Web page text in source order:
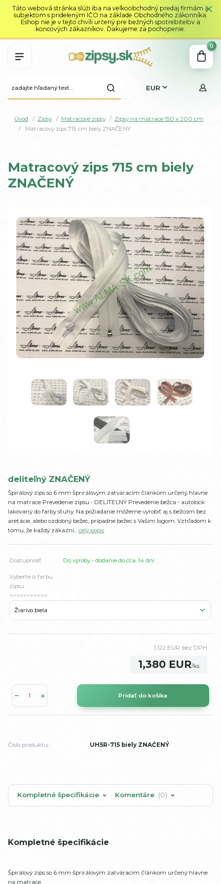
Táto webová stránka slúži iba na veľkoobchodný predaj firmám a
subjektom s prideleným IČO na základe Obchodného zákonníka.
Eshop nie je v tejto chvíli určený pre bežných spotrebiteľov a
koncových zákazníkov. Ďakujeme za pochopenie.
EUR
0
Úvod Zipsy Matracové zipsy
Zipsy na matrace 150 x 200 cm
Matracový zips 715 cm biely ZNAČENÝ
Matracový zips 715 cm biely
ZNAČENÝ
deliteľný ZNAČENÝ
Špirálový zips so 6 mm šprirálovým zatváracím článkom určený hlavne
na matrace Prevedenie zipsu - DELITEĽNÝ Prevedenie bežca - autolock
lakovaný do farby stuhy. Na požiadanie môžeme vyrobiť aj s bežcom bez
aretácie, alebo ozdobný bežec, prípadne bežec s Vašim logom. Vzhľadom k
tomu, že každý zákazní... celý popis
Dostupnosť Do výroby - dodanie do cca. 14 dní
Vyberte si farbu
zipsu
>>>>>>>>>>>
1,380 EUR/ks
1,122 EUR bez DPH
Pridať do košíka
Číslo produktu: UH5R-715 biely ZNAČENÝ
Kompletné špecifikácie Komentáre 0
Kompletné špecifikácie
Špirálový zips so 6 mm šprirálovým zatváracím článkom určený hlavne
na matrace